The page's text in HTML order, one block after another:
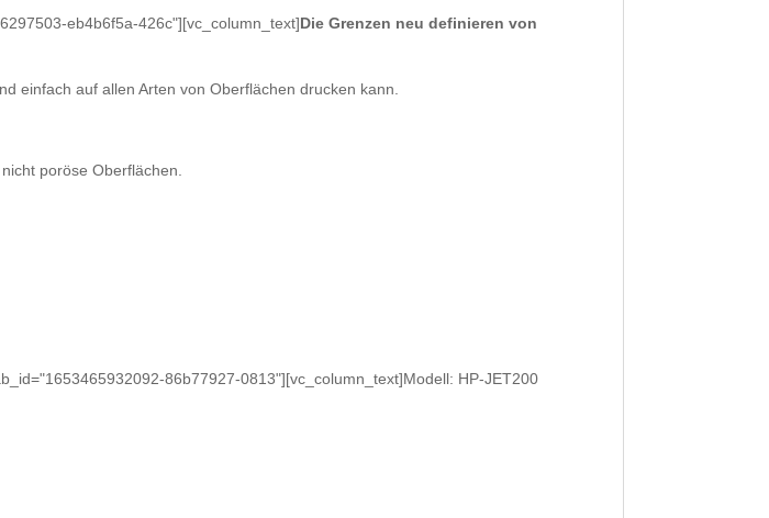
eb4b6f5a-426c"][vc_column_text]Die Grenzen neu definieren von
einfach auf allen Arten von Oberflächen drucken kann.
poröse Oberflächen.
86b77927-0813"][vc_column_text]Modell: HP-JET200